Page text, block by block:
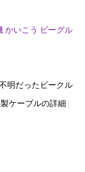
明だったビークル
ケーブルの詳細